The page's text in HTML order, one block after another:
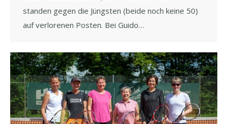
standen gegen die Jüngsten (beide noch keine 50)
auf verlorenen Posten. Bei Guido…